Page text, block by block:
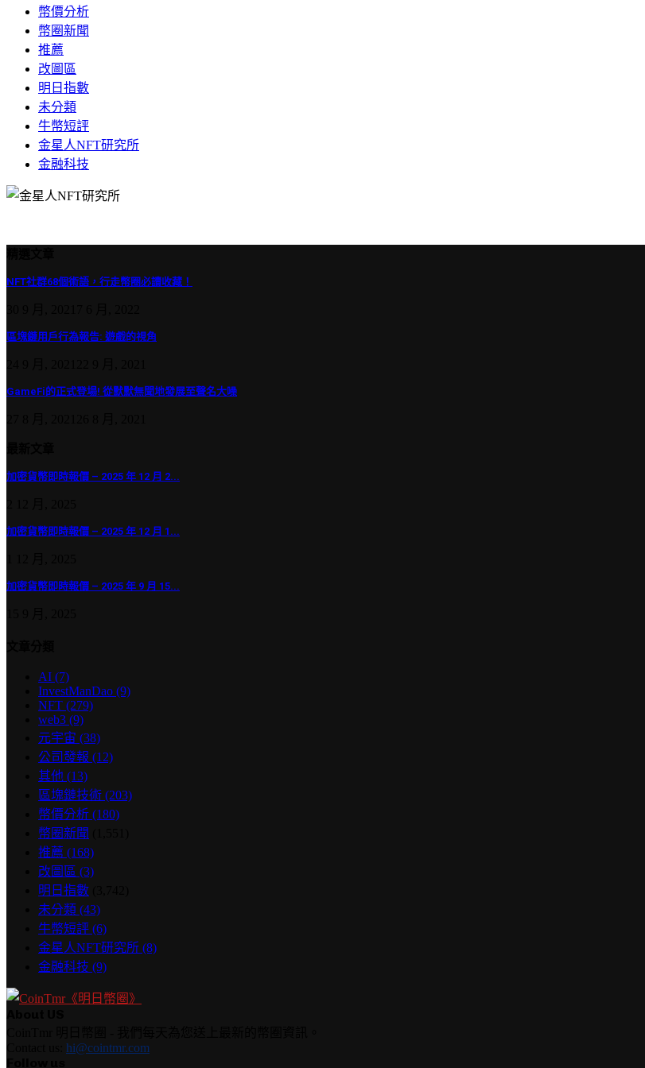
幣價分析
幣圈新聞
推薦
改圖區
明日指數
未分類
牛幣短評
金星人NFT研究所
金融科技
NFT社群68個術語，行走幣圈必讀收藏！
區塊鏈用戶行為報告: 遊戲的視角
GameFi的正式登場! 從默默無聞地發展至聲名大噪
加密貨幣即時報價 – 2025 年 12 月 2...
加密貨幣即時報價 – 2025 年 12 月 1...
加密貨幣即時報價 – 2025 年 9 月 15...
AI (7)
InvestManDao (9)
NFT (279)
web3 (9)
元宇宙 (38)
公司發報 (12)
其他 (13)
區塊鏈技術 (203)
幣價分析 (180)
幣圈新聞
推薦 (168)
改圖區 (3)
明日指數
未分類 (43)
牛幣短評 (6)
金星人NFT研究所 (8)
金融科技 (9)
hi@cointmr.com